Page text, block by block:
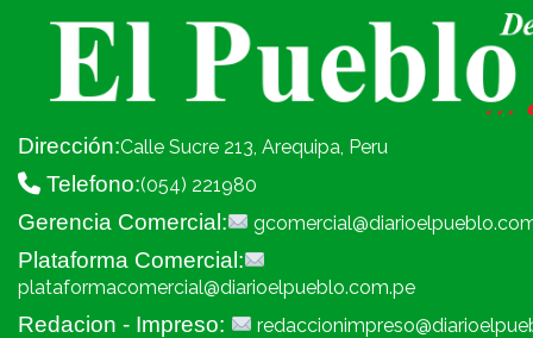
Dirección:Calle Sucre 213, Arequipa, Peru
Telefono:(054) 221980
Gerencia Comercial:
Plataforma Comercial:
plataformacomercial@diarioelpueblo.com.pe
Redacion - Impreso: